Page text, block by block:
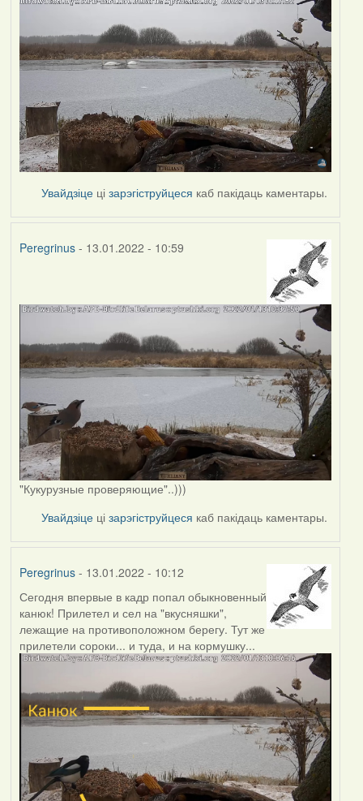
Увайдзіце цізарэгіструйцеся каб пакідаць каментары.
Peregrinus- 13.01.2022 - 10:59
"Кукурузные проверяющие"..)))
Увайдзіце цізарэгіструйцеся каб пакідаць каментары.
Peregrinus- 13.01.2022 - 10:12
Сегодня впервые в кадр попал обыкновенный
канюк! Прилетел и сел на "вкусняшки",
лежащие на противоположном берегу. Тут же
прилетели сороки... и туда, и на кормушку...